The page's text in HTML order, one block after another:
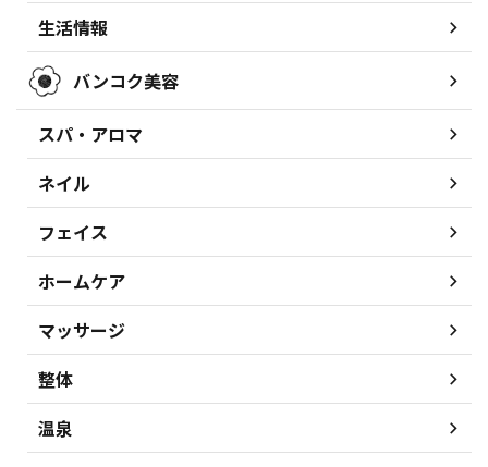
生活情報
バンコク美容
スパ・アロマ
ネイル
フェイス
ホームケア
マッサージ
整体
温泉